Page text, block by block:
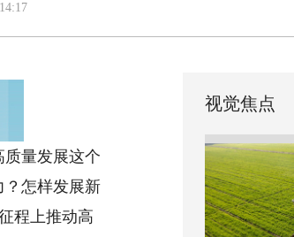
量发展这个
？怎样发展新
程上推动高
视觉焦点